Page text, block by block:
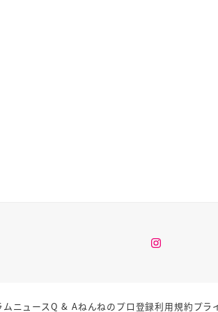
Instagram
ムニュースQ & Aねんねのプロ登録利用規約プラ